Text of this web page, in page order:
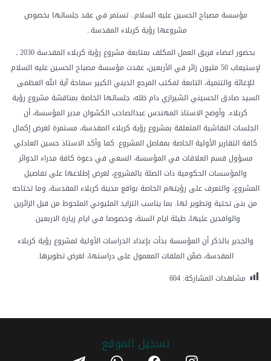
مؤسسة مصباح الحسين عليه السلام.. تستمر في عقد جلساتها بخصوص
مشروعها رؤية كربلاء المقدسة..
بحضور اعضاء فريق العمل المكلف بمتابعة مشروع رؤية كربلاء المقدسة 2030 ـ
لإستيعاب 50 مليون زائر في الأربعين، عقدت مؤسسة مصباح الحسين عليه السلام
للإغاثة والتنمية، التابعة لمكتب المرجع الديني الكبير سماحة آية الله العظمى
السيد صادق الحسيني الشيرازي دام ظله، جلساتها الخاصة بمناقشة مشروع رؤية
كربلاء. وأوضح الاستاذ المهندس عبدالصاحب الكشوان مدير المؤسسة، أن
الجلسات النقاشية المتعلقة بمشروع رؤية كربلاء المقدسة، مستمرة لغرض إكمال
كافة التقارير الأولية الخاصة بمفاصل المشروع. كما وأكد الاستاذ حسين العادلي
مسؤول قسم العلاقات في المؤسسة، السعي في دعوة كافة مدراء الدوائر
والمؤسسات الحكومية ذات الصلة بالمشروع، لغرض إطلاعها على تفاصيل
المشروع، والتعرف على رؤيتهم الخاصة بواقع مدينة كربلاء المقدسة، وما تحتاحه
من بنى تحتية وتطوير لها. بما يناسب التزايد المليوني الملحوظ من قبل الزائرين
والوافدين عليها، طيلة ايام السنة، وخصوصا في ايام زيارة الاربعين.
والجدير بالذكر أن المؤسسة بدأت بإعداد الدراسات الأولية لمشروع رؤية كربلاء
المقدسة، ضمّن الملفات المعمول على دراستها، لغرض تطويرها.
مشاهدات المشاركة: 604
تسجیل الموقع instagram
facebook
whatsapp
telegram